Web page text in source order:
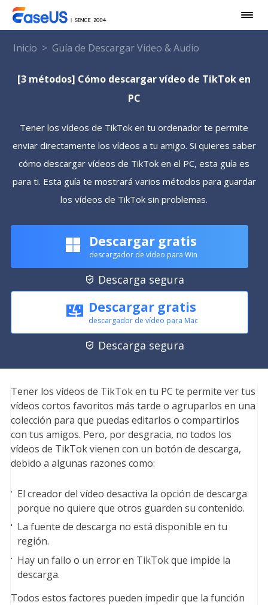
Inicio > Guía de Descargar Video & Audio
[3 métodos] Cómo descargar vídeo de TikTok en
PC
Tener los vídeos de TikTok en tu ordenador te permite
enviar directamente los vídeos a tu amigo. Si quieres saber
cómo descargar vídeos de TikTok en el PC, esta guía es
para ti. Esta guía te mostrará varios métodos para guardar
los vídeos de TikTok sin problemas.
Descargar gratis
descargador de vídeo para Win
 Descarga segura
Descargar gratis
descargador de vídeo para Mac
 Descarga segura
Tener los vídeos de TikTok en tu PC te permite ver tus
vídeos cortos favoritos más tarde o agruparlos en una
colección para que puedas editarlos o compartirlos
con tus amigos. Pero, por desgracia, no todos los
vídeos de TikTok vienen con un botón de descarga,
debido a algunas razones como:
El creador del vídeo desactiva la opción de descarga
porque no quiere que otros guarden su contenido.
La fuente de descarga no está disponible en tu
región.
Hay un fallo o un error en TikTok que impide la
descarga.
Todos estos factores pueden impedir que la función